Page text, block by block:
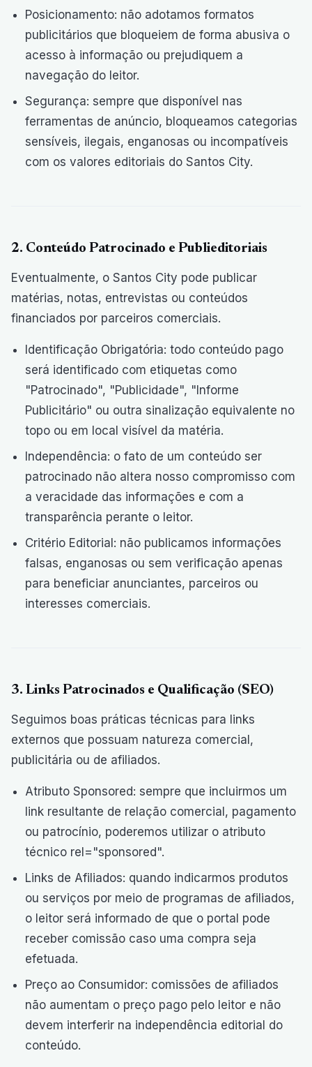
Posicionamento: não adotamos formatos
publicitários que bloqueiem de forma abusiva o
acesso à informação ou prejudiquem a
navegação do leitor.
Segurança: sempre que disponível nas
ferramentas de anúncio, bloqueamos categorias
sensíveis, ilegais, enganosas ou incompatíveis
com os valores editoriais do Santos City.
2. Conteúdo Patrocinado e Publieditoriais
Eventualmente, o Santos City pode publicar
matérias, notas, entrevistas ou conteúdos
financiados por parceiros comerciais.
Identificação Obrigatória: todo conteúdo pago
será identificado com etiquetas como
"Patrocinado", "Publicidade", "Informe
Publicitário" ou outra sinalização equivalente no
topo ou em local visível da matéria.
Independência: o fato de um conteúdo ser
patrocinado não altera nosso compromisso com
a veracidade das informações e com a
transparência perante o leitor.
Critério Editorial: não publicamos informações
falsas, enganosas ou sem verificação apenas
para beneficiar anunciantes, parceiros ou
interesses comerciais.
3. Links Patrocinados e Qualificação (SEO)
Seguimos boas práticas técnicas para links
externos que possuam natureza comercial,
publicitária ou de afiliados.
Atributo Sponsored: sempre que incluirmos um
link resultante de relação comercial, pagamento
ou patrocínio, poderemos utilizar o atributo
técnico rel="sponsored".
Links de Afiliados: quando indicarmos produtos
ou serviços por meio de programas de afiliados,
o leitor será informado de que o portal pode
receber comissão caso uma compra seja
efetuada.
Preço ao Consumidor: comissões de afiliados
não aumentam o preço pago pelo leitor e não
devem interferir na independência editorial do
conteúdo.